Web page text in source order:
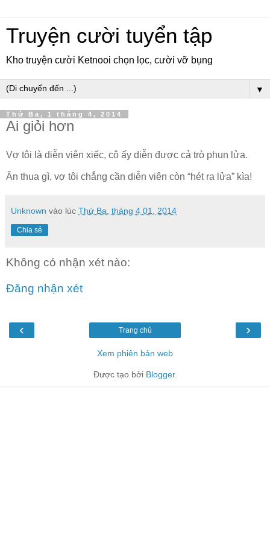
Truyện cười tuyển tập
Kho truyện cười Ketnooi chọn lọc, cười vỡ bụng
▼
Thứ Ba, 1 tháng 4, 2014
Ai giỏi hơn
Vợ tôi là diễn viên xiếc, cô ấy diễn được cả trò phun lửa.
Ăn thua gì, vợ tôi chẳng cần diễn viên còn “hét ra lửa” kìa!
Unknown vào lúc Thứ Ba, tháng 4 01, 2014
Chia sẻ
Không có nhận xét nào:
Đăng nhận xét
‹ ›
Trang chủ
Xem phiên bản web
Được tạo bởi Blogger.